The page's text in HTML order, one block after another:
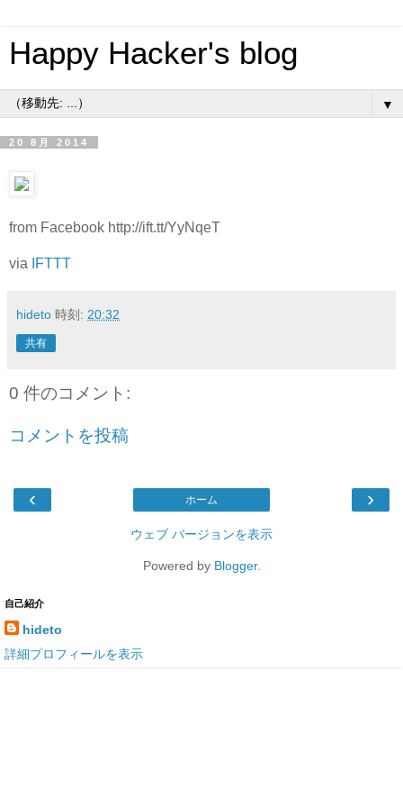
Happy Hacker's blog
▼
20 8月 2014
from Facebook http://ift.tt/YyNqeT
via IFTTT
hideto 時刻: 20:32
共有
0 件のコメント:
コメントを投稿
‹ ›
ホーム
ウェブ バージョンを表示
Powered by Blogger.
自己紹介
hideto
詳細プロフィールを表示